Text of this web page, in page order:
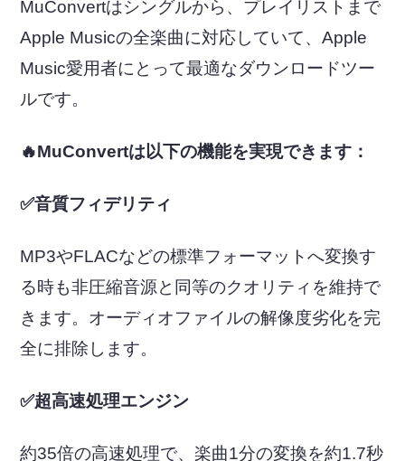
MuConvertはシングルから、プレイリストまで
Apple Musicの全楽曲に対応していて、Apple
Music愛用者にとって最適なダウンロードツー
ルです。
🔥MuConvertは以下の機能を実現できます：
✅音質フィデリティ
MP3やFLACなどの標準フォーマットへ変換す
る時も非圧縮音源と同等のクオリティを維持で
きます。オーディオファイルの解像度劣化を完
全に排除します。
✅超高速処理エンジン
約35倍の高速処理で、楽曲1分の変換を約1.7秒